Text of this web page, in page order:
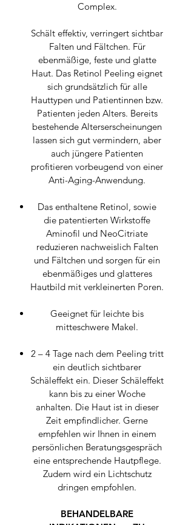
Complex.
Schält effektiv, verringert sichtbar
Falten und Fältchen. Für
ebenmäßige, feste und glatte
Haut. Das Retinol Peeling eignet
sich grundsätzlich für alle
Hauttypen und Patientinnen bzw.
Patienten jeden Alters. Bereits
bestehende Alterserscheinungen
lassen sich gut vermindern, aber
auch jüngere Patienten
profitieren vorbeugend von einer
Anti-Aging-Anwendung.
Das enthaltene Retinol, sowie
die patentierten Wirkstoffe
Aminofil und NeoCitriate
reduzieren nachweislich Falten
und Fältchen und sorgen für ein
ebenmäßiges und glatteres
Hautbild mit verkleinerten Poren.
Geeignet für leichte bis
mitteschwere Makel.
2 – 4 Tage nach dem Peeling tritt
ein deutlich sichtbarer
Schäleffekt ein. Dieser Schäleffekt
kann bis zu einer Woche
anhalten. Die Haut ist in dieser
Zeit empfindlicher. Gerne
empfehlen wir Ihnen in einem
persönlichen Beratungsgespräch
eine entsprechende Hautpflege.
Zudem wird ein Lichtschutz
dringen empfohlen.
BEHANDELBARE